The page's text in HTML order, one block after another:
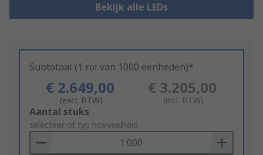
Bekijk alle LEDs
Subtotaal (1 rol van 1000 eenheden)*
€ 2.649,00
(excl. BTW)
€ 3.205,00
(incl. BTW)
Add
to
Basket
Aantal stuks
selecteer of typ hoeveelheid